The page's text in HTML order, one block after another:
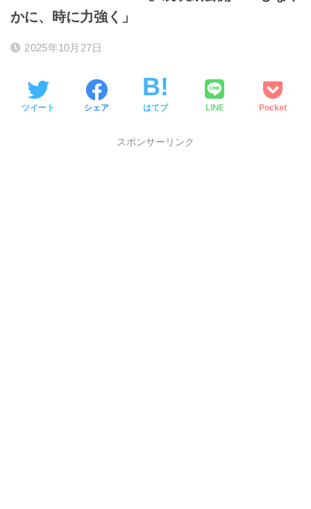
かに、時に力強く」
2025年10月27日
ツイート シェア はてブ LINE Pocket
スポンサーリンク